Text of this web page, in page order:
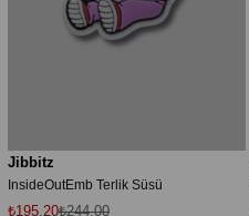
Jibbitz
InsideOutEmb Terlik Süsü
₺195,20₺244,00